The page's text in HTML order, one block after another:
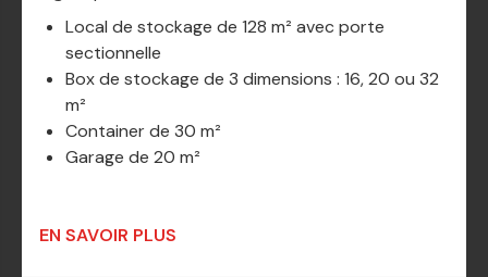
Local de stockage de 128 m² avec porte
sectionnelle
Box de stockage de 3 dimensions : 16, 20 ou 32
m²
Container de 30 m²
Garage de 20 m²
EN SAVOIR PLUS